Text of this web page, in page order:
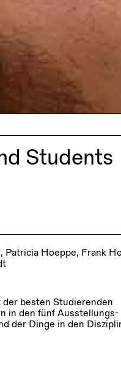
Students
Patricia Hoeppe, Frank
der besten Studierenden
in den fünf Ausstellungs-
der Dinge in den